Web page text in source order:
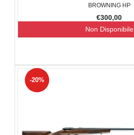
BROWNING HP
€300,00
Non Disponibile
-20%